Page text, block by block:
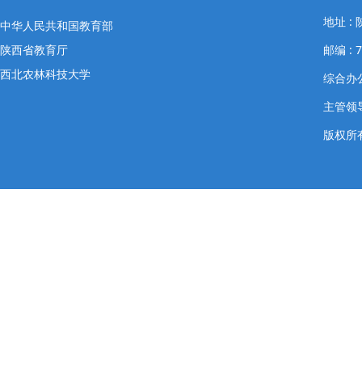
中华人民共和国教育部
陕西省教育厅
西北农林科技大学
地址 :
邮编 :
综合办
主管
版权